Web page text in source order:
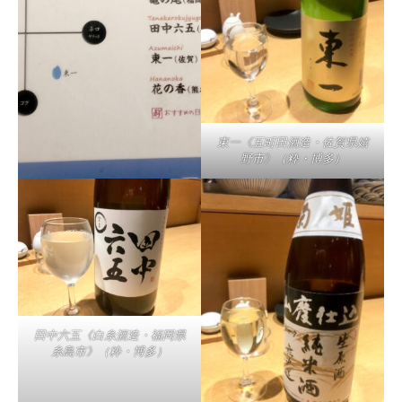
東一《五町田酒造・佐賀県嬉
野市》（粋・博多）
田中六五《白糸酒造・福岡県
糸島市》（粋・博多）